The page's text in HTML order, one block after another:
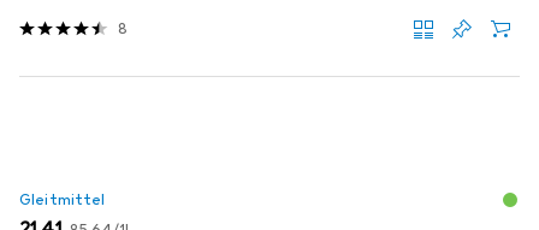
8
Gleitmittel
EUR